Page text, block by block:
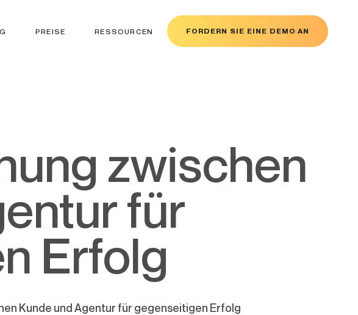
PREISE RESSOURCEN FORDERN SIE EINE DEMO AN
für
Erfolg
Kunde und Agentur für gegenseitigen Erfolg